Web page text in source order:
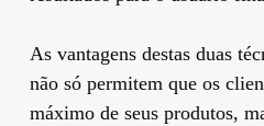
As vantagens destas duas
não só permitem que os
máximo de seus produtos,